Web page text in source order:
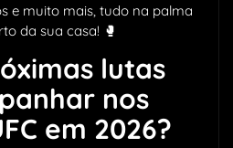
e muito mais, tudo na palma
da sua casa! 🥊
lutas
nos
em 2026?